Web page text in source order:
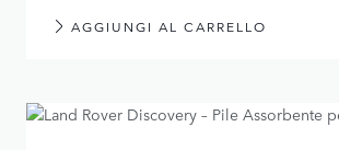
AGGIUNGI AL CARRELLO